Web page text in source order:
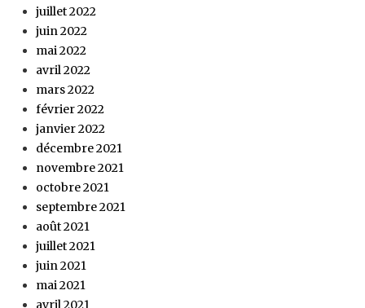
juillet 2022
juin 2022
mai 2022
avril 2022
mars 2022
février 2022
janvier 2022
décembre 2021
novembre 2021
octobre 2021
septembre 2021
août 2021
juillet 2021
juin 2021
mai 2021
avril 2021